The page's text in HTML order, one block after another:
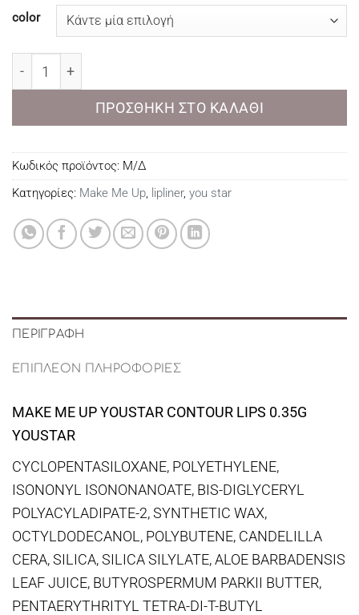
color
ΠΡΟΣΘΉΚΗ ΣΤΟ ΚΑΛΆΘΙ
Κωδικός προϊόντος: Μ/Δ
Κατηγορίες: Make Me Up, lipliner, you star
ΠΕΡΙΓΡΑΦΉ
ΕΠΙΠΛΈΟΝ ΠΛΗΡΟΦΟΡΊΕΣ
MAKE ME UP YOUSTAR CONTOUR LIPS 0.35G
YOUSTAR
CYCLOPENTASILOXANE, POLYETHYLENE,
ISONONYL ISONONANOATE, BIS-DIGLYCERYL
POLYACYLADIPATE-2, SYNTHETIC WAX,
OCTYLDODECANOL, POLYBUTENE, CANDELILLA
CERA, SILICA, SILICA SILYLATE, ALOE BARBADENSIS
LEAF JUICE, BUTYROSPERMUM PARKII BUTTER,
PENTAERYTHRITYL TETRA-DI-T-BUTYL